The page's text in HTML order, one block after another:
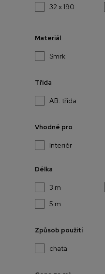
32 x 190
Materiál
Smrk
Třída
AB. třída
Vhodné pro
Interiér
Délka
3 m
5 m
Způsob použití
chata